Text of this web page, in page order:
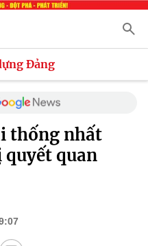
Đảng
thống nhất
quyết quan